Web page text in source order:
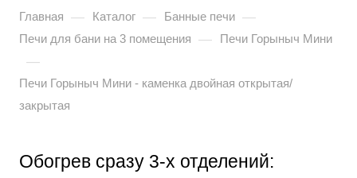
Главная — Каталог — Банные печи —
Печи для бани на 3 помещения — Печи Горыныч Мини
—
Печи Горыныч Мини - каменка двойная открытая/
закрытая
Обогрев сразу 3-х отделений: